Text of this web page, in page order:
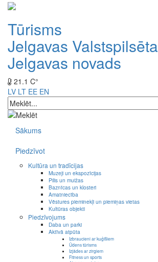
Tūrisms
Jelgavas Valstspilsēta
Jelgavas novads
21.1 C°
LV LT EE EN
Sākums
Piedzīvot
Kultūra un tradīcijas
Muzeji un ekspozīcijas
Pilis un muižas
Baznīcas un klosteri
Amatniecība
Vēstures pieminekļi un piemiņas vietas
Kultūras objekti
Piedzīvojums
Daba un parki
Aktīvā atpūta
Izbraucieni ar kuģīšiem
Ūdens tūrisms
Izjādes ar zirgiem
Fitness un sports